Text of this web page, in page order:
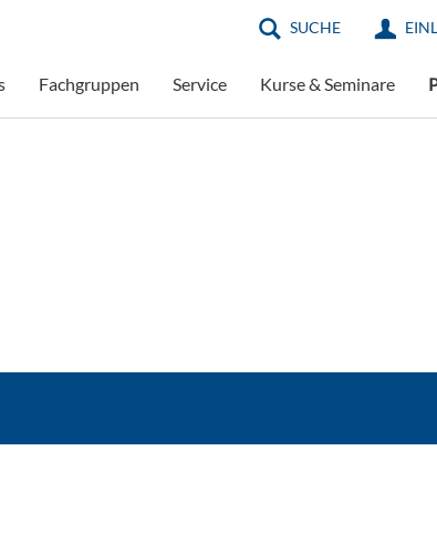
SUCHE
Fachgruppen Service Kurse & Seminare